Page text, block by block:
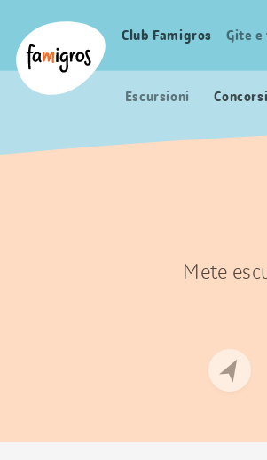
segnalibri
Logo
Navigazione
Club Famigros Gite
Escursioni Concorsi
Mete